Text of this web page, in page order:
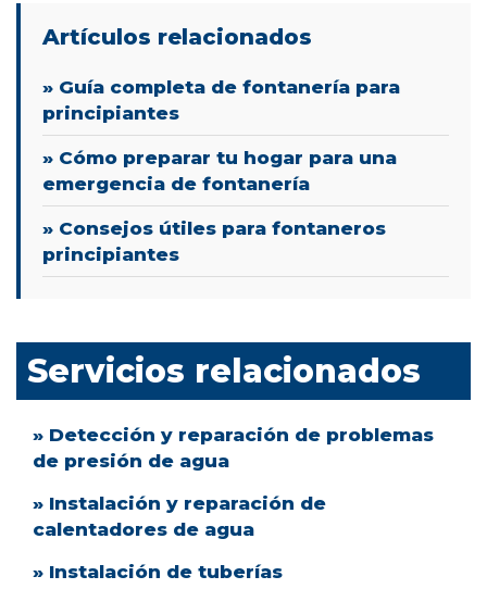
Artículos relacionados
» Guía completa de fontanería para
principiantes
» Cómo preparar tu hogar para una
emergencia de fontanería
» Consejos útiles para fontaneros
principiantes
Servicios relacionados
» Detección y reparación de problemas
de presión de agua
» Instalación y reparación de
calentadores de agua
» Instalación de tuberías